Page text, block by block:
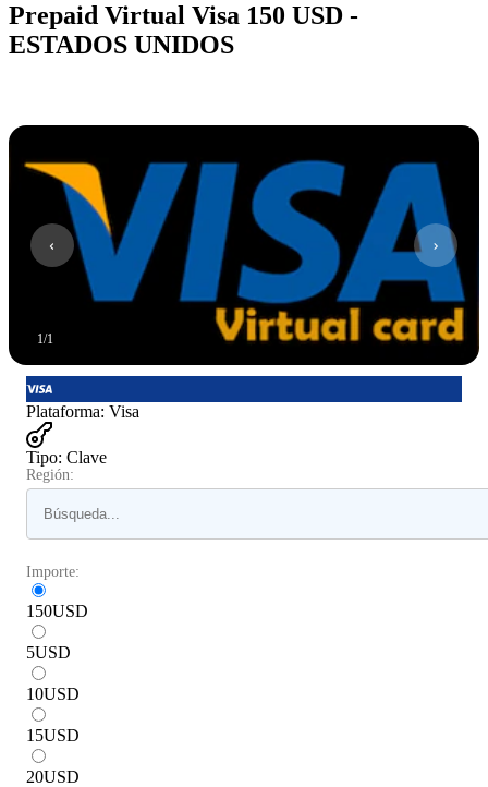
Prepaid Virtual Visa 150 USD -
ESTADOS UNIDOS
1/1
Plataforma: Visa
Tipo: Clave
Región:
Importe:
150USD
5USD
10USD
15USD
20USD